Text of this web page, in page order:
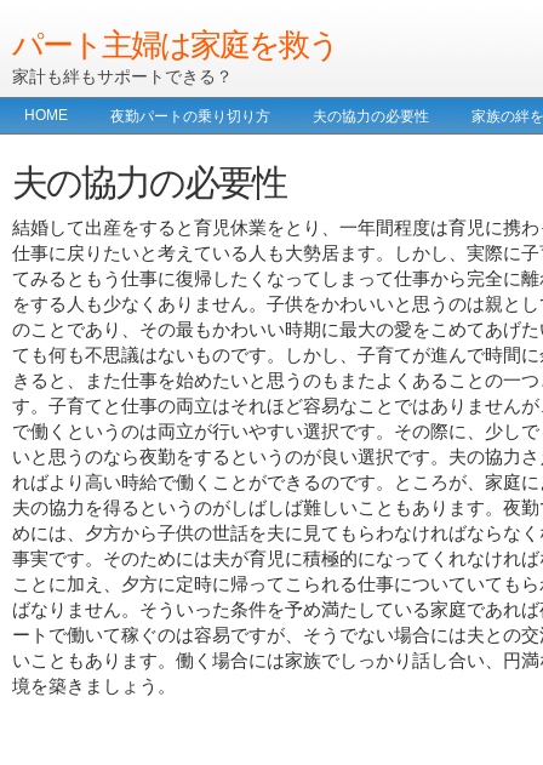
パート主婦は家庭を救う
家計も絆もサポートできる？
HOME 夜勤パートの乗り切り方 夫の協力の必要性 家族の絆
夫の協力の必要性
結婚して出産をすると育児休業をとり、一年間程度は育児に携
仕事に戻りたいと考えている人も大勢居ます。しかし、実際に
てみるともう仕事に復帰したくなってしまって仕事から完全に
をする人も少なくありません。子供をかわいいと思うのは親と
のことであり、その最もかわいい時期に最大の愛をこめてあげ
ても何も不思議はないものです。しかし、子育てが進んで時間
きると、また仕事を始めたいと思うのもまたよくあることの一
す。子育てと仕事の両立はそれほど容易なことではありません
で働くというのは両立が行いやすい選択です。その際に、少し
いと思うのなら夜勤をするというのが良い選択です。夫の協力
ればより高い時給で働くことができるのです。ところが、家庭
夫の協力を得るというのがしばしば難しいこともあります。夜
めには、夕方から子供の世話を夫に見てもらわなければならな
事実です。そのためには夫が育児に積極的になってくれなけれ
ことに加え、夕方に定時に帰ってこられる仕事についていても
ばなりません。そういった条件を予め満たしている家庭であれ
ートで働いて稼ぐのは容易ですが、そうでない場合には夫との
いこともあります。働く場合には家族でしっかり話し合い、円
境を築きましょう。